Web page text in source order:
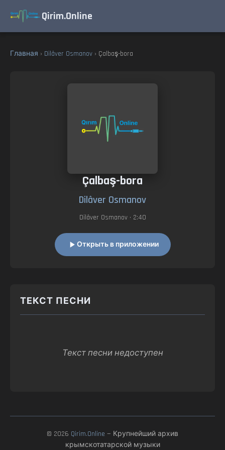
Qirim.Online
Главная › Dilâver Osmanov › Çalbaş-bora
Çalbaş-bora
Dilâver Osmanov
Dilâver Osmanov• 2:40
Открыть в приложении
ТЕКСТ ПЕСНИ
Текст песни недоступен
© 2026 Qirim.Online — Крупнейший архив
крымскотатарской музыки